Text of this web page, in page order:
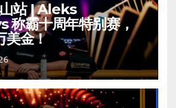
站 | Aleks
称霸十周年特别赛，
美金！